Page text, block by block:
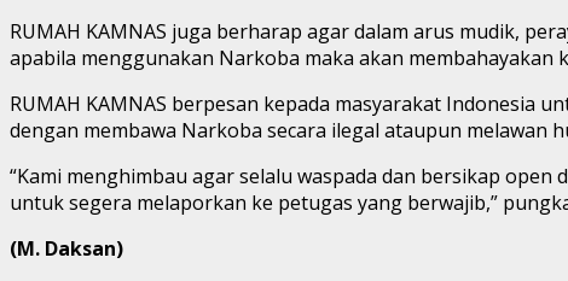
RUMAH KAMNAS juga berharap agar dalam arus mudik,
apabila menggunakan Narkoba maka akan
RUMAH KAMNAS berpesan kepada masyarakat Indonesia
dengan membawa Narkoba secara ilegal ataupun melawan
“Kami menghimbau agar selalu waspada dan bersikap
untuk segera melaporkan ke petugas yang berwajib,”
(M. Daksan)